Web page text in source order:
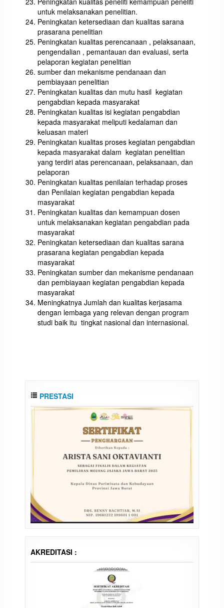
untuk melaksanakan penelitian.
Peningkatan ketersediaan dan kualitas sarana
prasarana penelitian
Peningkatan kualitas perencanaan , pelaksanaan,
pengendalian , pemantauan dan evaluasi, serta
pelaporan kegiatan penelitian
sumber dan mekanisme pendanaan dan
pembiayaan penelitian
Peningkatan kualitas dan mutu hasil kegiatan
pengabdian kepada masyarakat
Peningkatan kualitas isi kegiatan pengabdian
kepada masyarakat meliputi kedalaman dan
keluasan materi
Peningkatan kualitas proses kegiatan pengabdian
kepada masyarakat dalam kegiatan penelitian
yang terdiri atas perencanaan, pelaksanaan, dan
pelaporan
Peningkatan kualitas penilaian terhadap proses
dan Penilaian kegiatan pengabdian kepada
masyarakat
Peningkatan kualitas dan kemampuan dosen
untuk melaksanakan kegiatan pengabdian pada
masyarakat
Peningkatan ketersediaan dan kualitas sarana
prasarana kegiatan pengabdian kepada
masyarakat
Peningkatan sumber dan mekanisme pendanaan
dan pembiayaan kegiatan pengabdian kepada
masyarakat
Meningkatnya Jumlah dan kualitas kerjasama
dengan lembaga yang relevan dengan program
studi baik itu tingkat nasional dan internasional.
PRESTASI
AKREDITASI :